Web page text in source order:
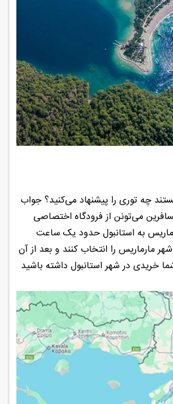
چه توری را پیشنهاد می‌کنید؟ جواب
می‌تونن از فرودگاه اختصاصی
به استانبول حدود یک ساعت
مارماریس را انتخاب کنند و بعد از آن
،پروازهای داخلی ترکیه شامل ۱۵ کیلو بار است و اگر شما خریدی در شهر استانبول داشته باشید